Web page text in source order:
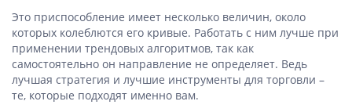
Это приспособление имеет несколько величин, около
которых колеблются его кривые. Работать с ним лучше при
применении трендовых алгоритмов, так как
самостоятельно он направление не определяет. Ведь
лучшая стратегия и лучшие инструменты для торговли –
те, которые подходят именно вам.